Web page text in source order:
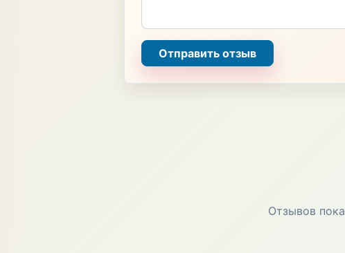
Отправить отзыв
Отзывов